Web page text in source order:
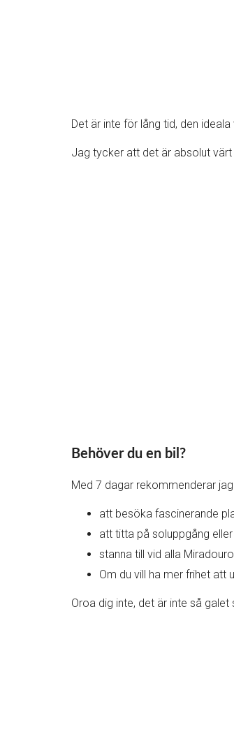
Det är inte för lång tid, den
Jag tycker att det är absolut
Behöver du en bil?
Med 7 dagar rekommenderar
att besöka fascinerande
att titta på soluppgång
stanna till vid alla
Om du vill ha mer frihet att
Oroa dig inte, det är inte så